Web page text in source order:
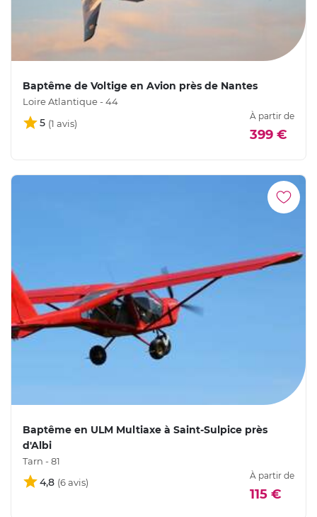
Baptême de Voltige en Avion près de Nantes
Loire Atlantique - 44
5
À partir de
399 €
Baptême en ULM Multiaxe à Saint-Sulpice près
d'Albi
Tarn - 81
4,8
À partir de
115 €